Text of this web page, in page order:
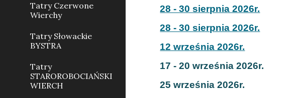
Tatry Czerwone
Wierchy
Tatry Słowackie
BYSTRA
Tatry
STAROROBOCIAŃSKI
WIERCH
28 - 30 sierpnia 2026r.
28 - 30 sierpnia 2026r.
12 września 2026r.
17 - 20 września 2026r.
25 września 2026r.